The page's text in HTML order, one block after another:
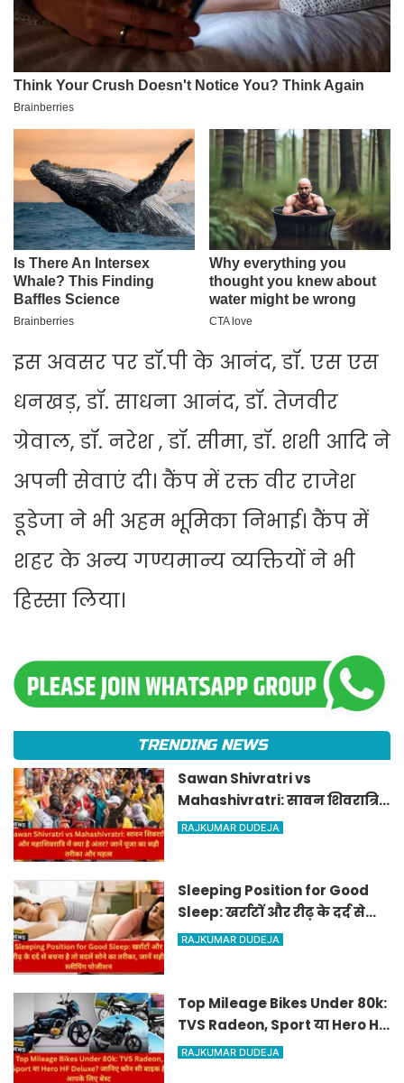
इस अवसर पर डॉ.पी के आनंद, डॉ. एस एस
धनखड़, डॉ. साधना आनंद, डॉ. तेजवीर
ग्रेवाल, डॉ. नरेश , डॉ. सीमा, डॉ. शशी आदि ने
अपनी सेवाएं दी। कैंप में रक्त वीर राजेश
डूडेजा ने भी अहम भूमिका निभाई। कैंप में
शहर के अन्य गण्यमान्य व्यक्तियों ने भी
हिस्सा लिया।
TRENDING NEWS
Sawan Shivratri vs
Mahashivratri: सावन शिवरात्रि
और महाशिवरात्रि में क्या है अंतर?
RAJKUMAR DUDEJA
Sleeping Position for Good
Sleep: खर्राटों और रीढ़ के दर्द से
बचना है तो बदलें सोने का तरीका,
RAJKUMAR DUDEJA
Top Mileage Bikes Under 80k:
TVS Radeon, Sport या Hero HF
Deluxe? जानिए कौन सी बाइक है
RAJKUMAR DUDEJA